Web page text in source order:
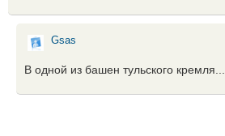
Gsas
В одной из башен тульского кремля...